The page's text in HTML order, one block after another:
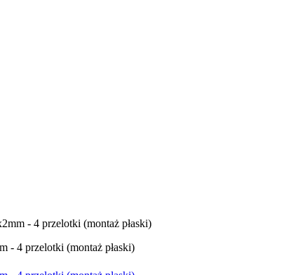
- 4 przelotki (montaż płaski)